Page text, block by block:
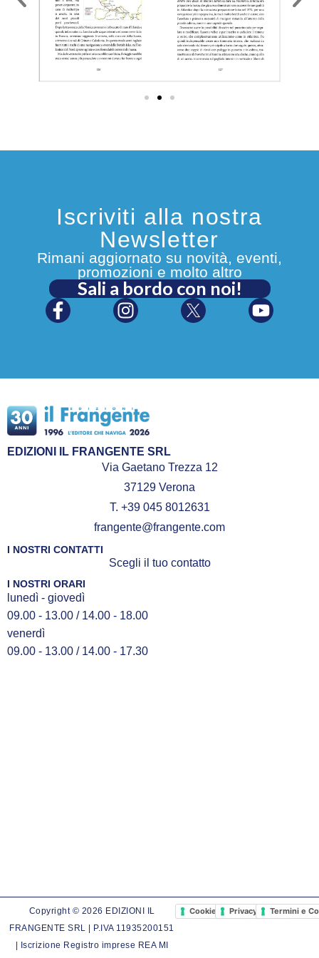
Artico.
Ha proseguito l’attività di pilota
con oltre 15.000 ore di volo, e
pensionamento per raggiunti
aeroplano non vola perché ha
Iscriviti alla nostra
Newsletter
Rimani aggiornato su novità, eventi,
promozioni e molto altro
Sali a bordo con noi!
EDIZIONI IL FRANGENTE SRL
Via Gaetano Trezza 12
37129 Verona
T. +39 045 8012631
frangente@frangente.com
I NOSTRI CONTATTI
Scegli il tuo contatto
I NOSTRI ORARI
lunedì - giovedì
09.00 - 13.00 / 14.00 - 18.00
venerdì
09.00 - 13.00 / 14.00 - 17.30
Copyright © 2026 EDIZIONI IL
FRANGENTE SRL | P.IVA 11935200151
| Iscrizione Registro imprese REA MI
Cookie PolicyPrivacy PolicyTermini e